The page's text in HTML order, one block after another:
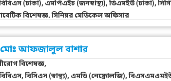
(ঢাকা), এমপিএইচ (জনস্বাস্থ্য), ডিএমইউ (ঢাকা),
বিশেষজ্ঞ, সিনিয়র মেডিকেল অফিসার
মোঃ আফজালুল বাশার
বিশেষজ্ঞ,
বিসিএস (স্বাস্থ্য), এমডি (নেফ্রোলজি),